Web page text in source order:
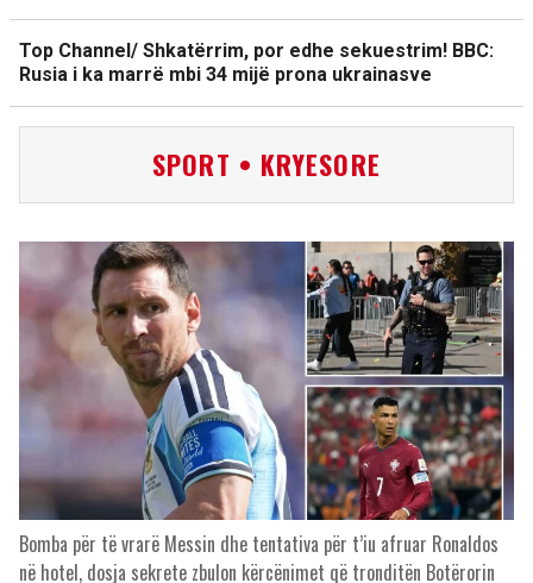
Top Channel/ Shkatërrim, por edhe sekuestrim! BBC:
Rusia i ka marrë mbi 34 mijë prona ukrainasve
SPORT • KRYESORE
Bomba për të vrarë Messin dhe tentativa për t’iu afruar Ronaldos
në hotel, dosja sekrete zbulon kërcënimet që tronditën Botërorin